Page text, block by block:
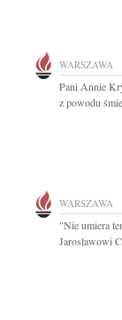
WARSZAWA
Pani Annie
z powodu
WARSZAWA
"Nie umiera
Jarosławowi